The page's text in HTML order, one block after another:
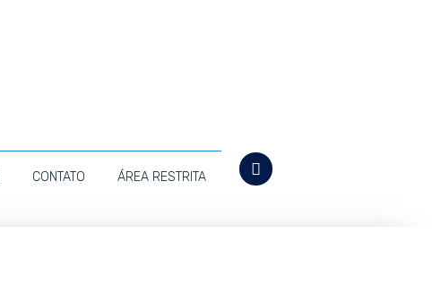
CONTATO ÁREA RESTRITA